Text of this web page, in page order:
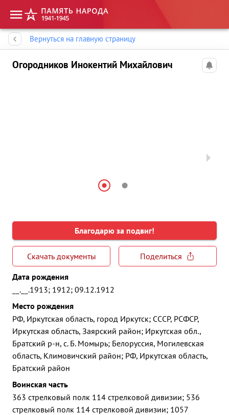
Вернуться на главную страницу
Огородников Инокентий Михайлович
Благодарю за подвиг!
Скачать документы
Поделиться
Дата рождения
__.__.1913; 1912; 09.12.1912
Место рождения
РФ, Иркутская область, город Иркутск; СССР, РСФСР,
Иркутская область, Заярский район; Иркутская обл.,
Братский р-н, с. Б. Момырь; Белоруссия, Могилевская
область, Климовичский район; РФ, Иркутская область,
Братский район
Воинская часть
363 стрелковый полк 114 стрелковой дивизии; 536
стрелковый полк 114 стрелковой дивизии; 1057
Память народа